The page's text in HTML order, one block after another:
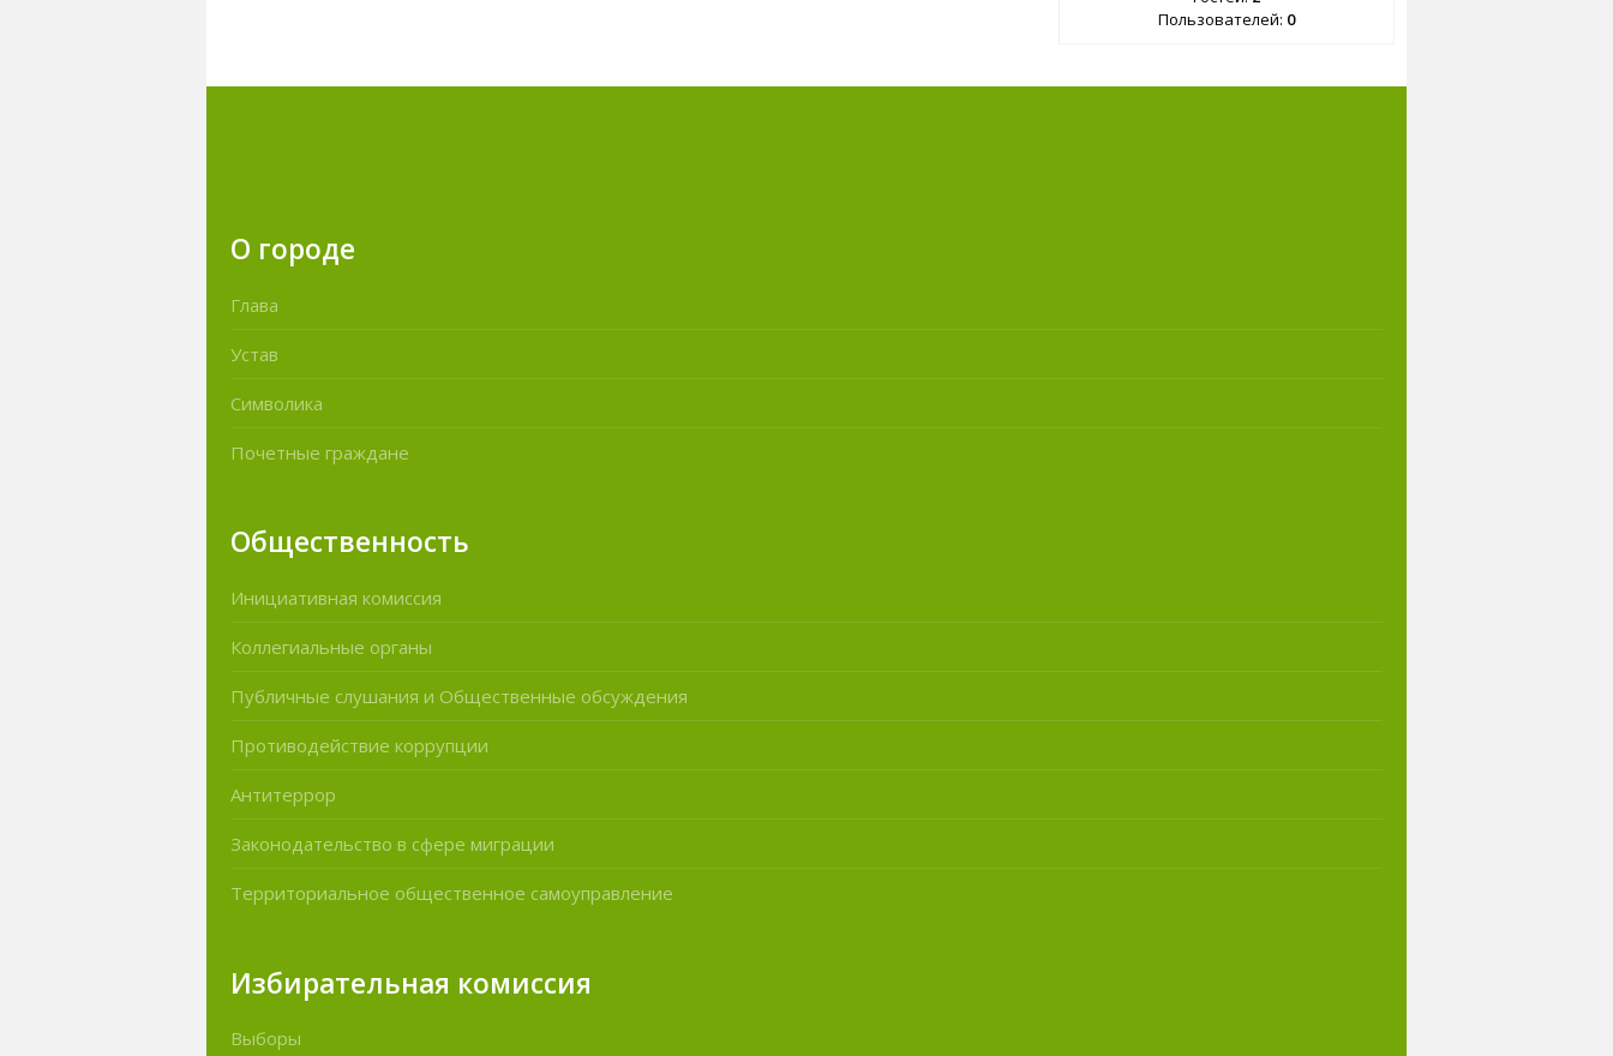
Пользователей: 0
О городе
Глава
Устав
Символика
Почетные граждане
Общественность
Инициативная комиссия
Коллегиальные органы
Публичные слушания и Общественные обсуждения
Противодействие коррупции
Антитеррор
Законодательство в сфере миграции
Территориальное общественное самоуправление
Избирательная комиссия
Выборы